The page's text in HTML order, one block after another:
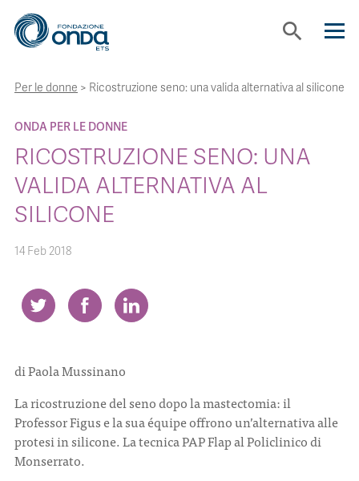
search
CHI SIAMO
CON CHI LAVORIAMO
STRUMENTI
PROGETTI
BOLLINI
CONTATTI
Per le donne > Ricostruzione seno: una valida alternativa al silicone
ONDA PER LE DONNE
RICOSTRUZIONE SENO: UNA
VALIDA ALTERNATIVA AL
SILICONE
14 Feb 2018
di Paola Mussinano
La ricostruzione del seno dopo la mastectomia: il
Professor Figus e la sua équipe offrono un’alternativa alle
protesi in silicone. La tecnica PAP Flap al Policlinico di
Monserrato.